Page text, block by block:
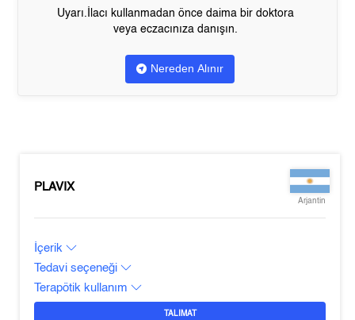
Uyarı.İlacı kullanmadan önce daima bir doktora
veya eczacınıza danışın.
Nereden Alınır
PLAVIX
Arjantin
İçerik
Tedavi seçeneği
Terapötik kullanım
TALIMAT